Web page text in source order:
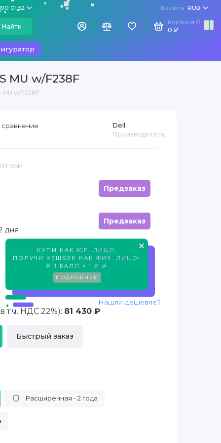
01 52 Валюта RUB
Найти
Корзина 0
0 ₽
MU w/F238F
MU w/F238F
×
КУПИ КАК ЮР. ЛИЦО
ПОЛУЧИ КЕШБЭК КАК ФИЗ. ЛИЦО !
🎉 1 БАЛЛ = 1 ₽ 🎉
ПОДРОБНЕЕ
Dell
Производитель
Предзаказ
Предзаказ
дня
Предзаказ
т.ч. НДС 22%): 81 430 ₽
Быстрый заказ
Нашли дешевле?
сравнение
Расширенная - 2 года